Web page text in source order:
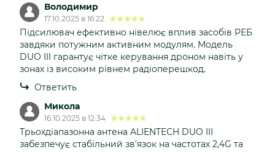
Володимир
17.10.2025 в 16:22
Підсилювач ефективно нівелює вплив засобів РЕБ
завдяки потужним активним модулям. Модель
DUO III гарантує чітке керування дроном навіть у
зонах із високим рівнем радіоперешкод.
Ответить
Микола
16.10.2025 в 12:34
Трьохдіапазонна антена ALIENTECH DUO III
забезпечує стабільний зв'язок на частотах 2,4G та